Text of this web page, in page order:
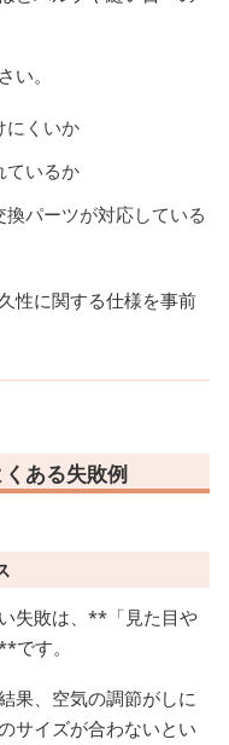
い。
にくいか
ているか
パーツが対応している
性に関する仕様を事前
ある失敗例
失敗は、**「見た目や
です。
果、空気の調節がしに
サイズが合わないとい